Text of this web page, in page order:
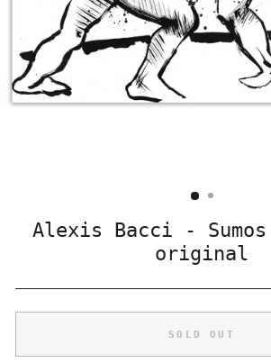
Alexis Bacci -
original
SOLD OUT